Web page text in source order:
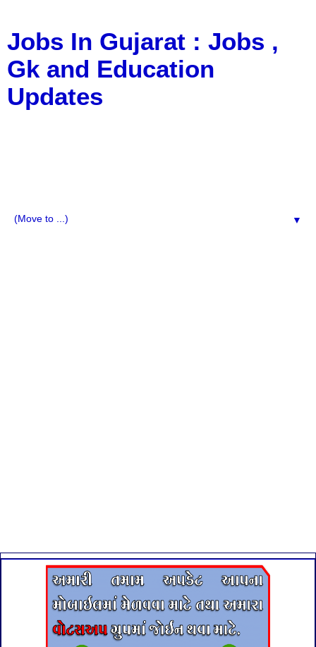
Jobs In Gujarat : Jobs ,
Gk and Education
Updates
▼